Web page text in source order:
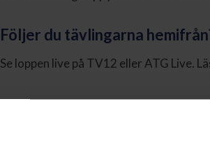
Följer du tävlingarna
Se loppen live på TV12 eller ATG Live.